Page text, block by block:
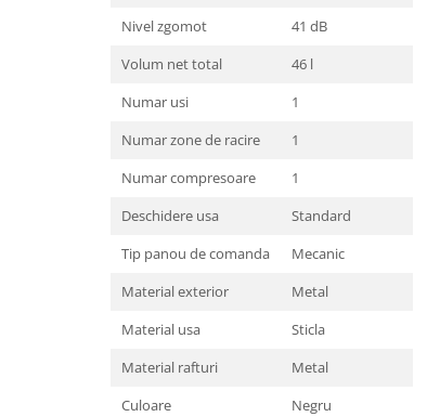
Nivel zgomot
41 dB
Volum net total
46 l
Numar usi
1
Numar zone de racire
1
Numar compresoare
1
Deschidere usa
Standard
Tip panou de comanda
Mecanic
Material exterior
Metal
Material usa
Sticla
Material rafturi
Metal
Culoare
Negru